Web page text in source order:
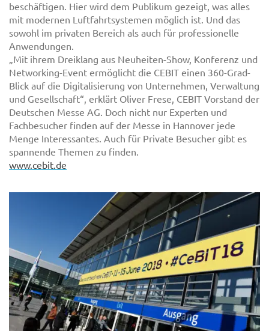
beschäftigen. Hier wird dem Publikum gezeigt, was alles
mit modernen Luftfahrtsystemen möglich ist. Und das
sowohl im privaten Bereich als auch für professionelle
Anwendungen.
„Mit ihrem Dreiklang aus Neuheiten-Show, Konferenz und
Networking-Event ermöglicht die CEBIT einen 360-Grad-
Blick auf die Digitalisierung von Unternehmen, Verwaltung
und Gesellschaft“, erklärt Oliver Frese, CEBIT Vorstand der
Deutschen Messe AG. Doch nicht nur Experten und
Fachbesucher finden auf der Messe in Hannover jede
Menge Interessantes. Auch für Private Besucher gibt es
spannende Themen zu finden.
www.cebit.de